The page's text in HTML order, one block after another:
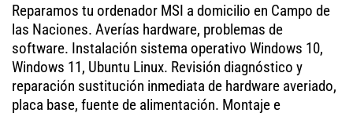
Reparamos tu ordenador MSI a domicilio en Campo de
las Naciones. Averías hardware, problemas de
software. Instalación sistema operativo Windows 10,
Windows 11, Ubuntu Linux. Revisión diagnóstico y
reparación sustitución inmediata de hardware averiado,
placa base, fuente de alimentación. Montaje e